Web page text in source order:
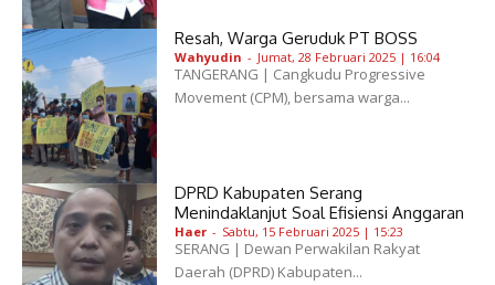
Resah, Warga Geruduk PT BOSS
Wahyudin - Jumat, 28 Februari 2025 | 16:04
TANGERANG | Cangkudu Progressive
Movement (CPM), bersama warga...
DPRD Kabupaten Serang
Menindaklanjut Soal Efisiensi Anggaran
Haer - Sabtu, 15 Februari 2025 | 15:23
SERANG | Dewan Perwakilan Rakyat
Daerah (DPRD) Kabupaten...